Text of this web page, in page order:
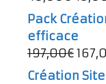
prix
initial
était :
Pack
efficace
197,00€Le
prix
Création